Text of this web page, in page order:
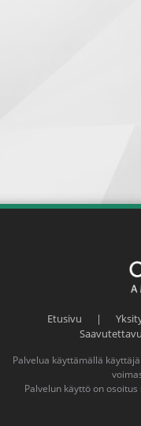
Etusivu |
Palvelua käyttämällä
Palvelun käyttö on